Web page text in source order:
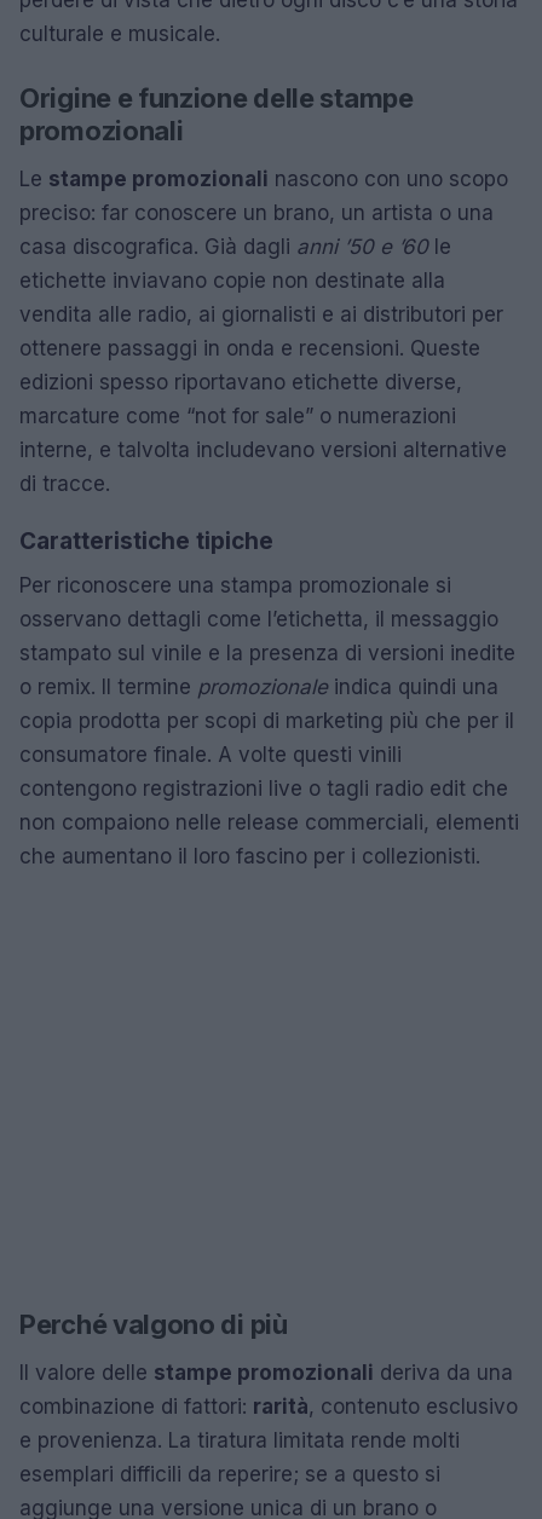
culturale e musicale.
Origine e funzione delle stampe
promozionali
Le stampe promozionali nascono con uno scopo
preciso: far conoscere un brano, un artista o una
casa discografica. Già dagli anni ’50 e ’60le
etichette inviavano copie non destinate alla
vendita alle radio, ai giornalisti e ai distributori per
ottenere passaggi in onda e recensioni. Queste
edizioni spesso riportavano etichette diverse,
marcature come “not for sale” o numerazioni
interne, e talvolta includevano versioni alternative
di tracce.
Caratteristiche tipiche
Per riconoscere una stampa promozionale si
osservano dettagli come l’etichetta, il messaggio
stampato sul vinile e la presenza di versioni inedite
o remix. Il termine promozionaleindica quindi una
copia prodotta per scopi di marketing più che per il
consumatore finale. A volte questi vinili
contengono registrazioni live o tagli radio edit che
non compaiono nelle release commerciali, elementi
che aumentano il loro fascino per i collezionisti.
Perché valgono di più
Il valore delle stampe promozionali deriva da una
combinazione di fattori: rarità, contenuto esclusivo
e provenienza. La tiratura limitata rende molti
esemplari difficili da reperire; se a questo si
aggiunge una versione unica di un brano o